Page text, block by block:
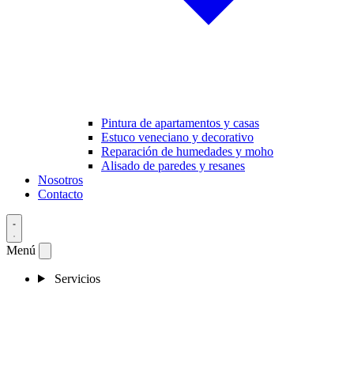
Pintura de apartamentos y casas
Estuco veneciano y decorativo
Reparación de humedades y moho
Alisado de paredes y resanes
Nosotros
Contacto
Menú
Servicios